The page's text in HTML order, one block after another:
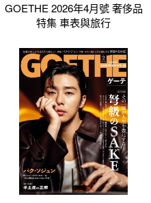
GOETHE 2026年4月號 奢侈品
特集 車表與旅行